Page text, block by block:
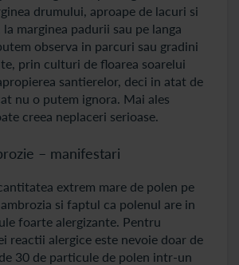
drumului, aproape de lacuri si
marginea padurii sau pe langa
observa in parcuri sau gradini
prin culturi de floarea soarelui
santierelor, deci in atat de
nu o putem ignora. Mai ales
creea neplaceri serioase.
– manifestari
extrem mare de polen pe
si faptul ca polenul are in
foarte alergizante. Pentru
reactii alergice este nevoie doar de
30 de particule de polen intr-un